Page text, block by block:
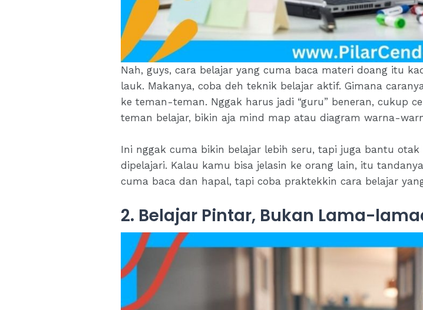
Nah, guys, cara belajar yang cuma baca materi doang itu
lauk. Makanya, coba deh teknik belajar aktif. Gimana
ke teman-teman. Nggak harus jadi “guru” beneran, cukup
teman belajar, bikin aja mind map atau diagram warna-
Ini nggak cuma bikin belajar lebih seru, tapi juga bantu
dipelajari. Kalau kamu bisa jelasin ke orang lain, itu
cuma baca dan hapal, tapi coba praktekkin cara belajar
2. Belajar Pintar, Bukan Lama-